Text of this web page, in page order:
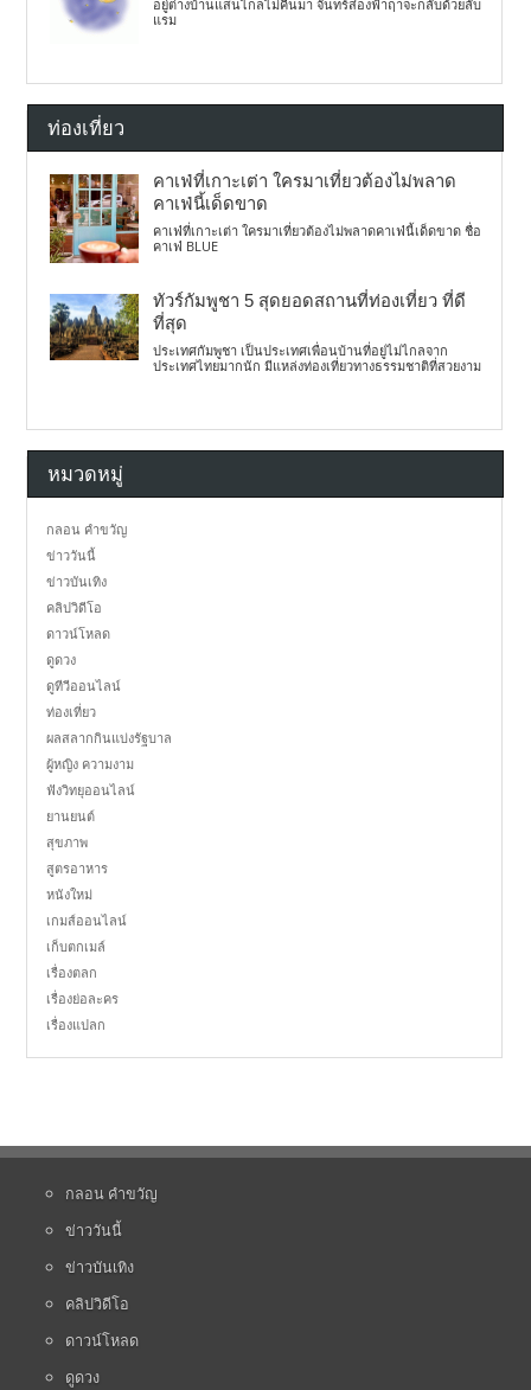
อยู่ต่างบ้านแสนไกลไม่คืนมา จันทร์ส่องฟ้าฤาจะกลับด้วยลับ
แรม
ท่องเที่ยว
คาเฟ่ที่เกาะเต่า ใครมาเที่ยวต้องไม่พลาด
คาเฟ่นี้เด็ดขาด
คาเฟ่ที่เกาะเต่า ใครมาเที่ยวต้องไม่พลาดคาเฟ่นี้เด็ดขาด ชื่อ
คาเฟ่ BLUE
ทัวร์กัมพูชา 5 สุดยอดสถานที่ท่องเที่ยว ที่ดี
ที่สุด
ประเทศกัมพูชา เป็นประเทศเพื่อนบ้านที่อยู่ไม่ไกลจาก
ประเทศไทยมากนัก มีแหล่งท่องเที่ยวทางธรรมชาติที่สวยงาม
หมวดหมู่
กลอน คำขวัญ
ข่าววันนี้
ข่าวบันเทิง
คลิปวิดีโอ
ดาวน์โหลด
ดูดวง
ดูทีวีออนไลน์
ท่องเที่ยว
ผลสลากกินแบ่งรัฐบาล
ผู้หญิง ความงาม
ฟังวิทยุออนไลน์
ยานยนต์
สุขภาพ
สูตรอาหาร
หนังใหม่
เกมส์ออนไลน์
เก็บตกเมล์
เรื่องตลก
เรื่องย่อละคร
เรื่องแปลก
กลอน คำขวัญ
ข่าววันนี้
ข่าวบันเทิง
คลิปวิดีโอ
ดาวน์โหลด
ดูดวง